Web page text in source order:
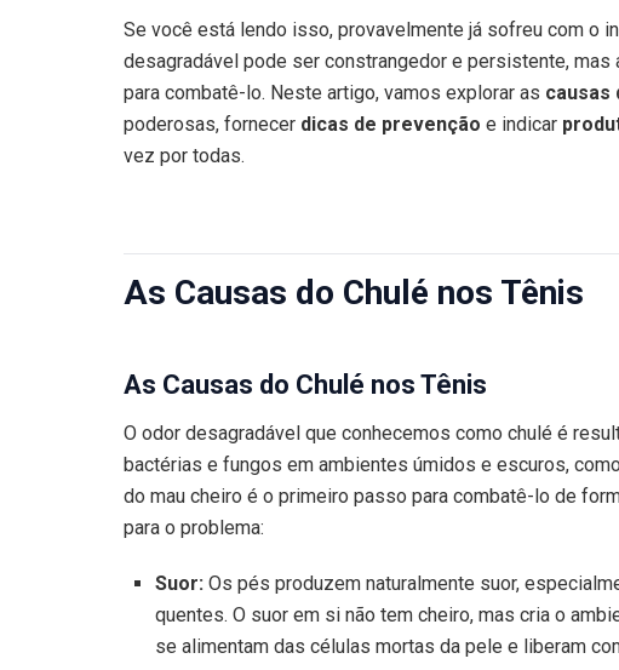
Se você está lendo isso, provavelmente já sofreu com o
desagradável pode ser constrangedor e persistente,
para combatê-lo. Neste artigo, vamos explorar as causas
poderosas, fornecer dicas de prevenção e indicar
vez por todas.
As Causas do Chulé nos Tênis
As Causas do Chulé nos Tênis
O odor desagradável que conhecemos como chulé é
bactérias e fungos em ambientes úmidos e escuros,
do mau cheiro é o primeiro passo para combatê-lo de
para o problema:
Suor:Os pés produzem naturalmente suor,
quentes. O suor em si não tem cheiro, mas cria o
se alimentam das células mortas da pele e liberam